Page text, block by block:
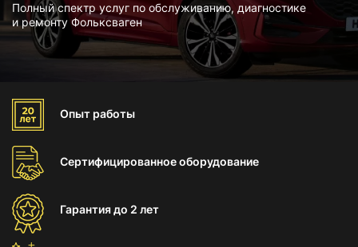
Полный спектр услуг по обслуживанию, диагностике
и ремонту Фольксваген
Опыт работы
Сертифицированноеоборудование
Гарантиядо 2 лет